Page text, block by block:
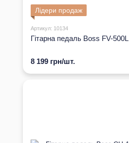
Лідери продаж
Артикул: 10134
Гітарна педаль Boss FV-500L
8 199 грн/шт.